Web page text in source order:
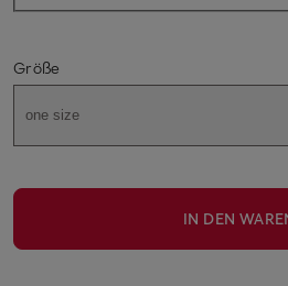
Größe
one size
IN DEN